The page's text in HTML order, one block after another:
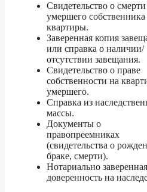
Свидетельство о смерти
умершего собственника
квартиры.
Заверенная копия
или справка о наличии/
отсутствии завещания.
Свидетельство о праве
собственности на
умершего.
Справка из
массы.
Документы о
правопреемниках
(свидетельства о
браке, смерти).
Нотариально заверенная
доверенность на